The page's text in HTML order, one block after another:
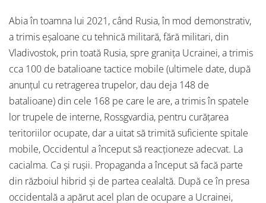
Abia în toamna lui 2021, când Rusia, în mod demonstrativ,
a trimis eșaloane cu tehnică militară, fără militari, din
Vladivostok, prin toată Rusia, spre granița Ucrainei, a trimis
cca 100 de batalioane tactice mobile (ultimele date, după
anunțul cu retragerea trupelor, dau deja 148 de
batalioane) din cele 168 pe care le are, a trimis în spatele
lor trupele de interne, Rossgvardia, pentru curățarea
teritoriilor ocupate, dar a uitat să trimită suficiente spitale
mobile, Occidentul a început să reacționeze adecvat. La
cacialma. Ca și rușii. Propaganda a început să facă parte
din războiul hibrid și de partea cealaltă. După ce în presa
occidentală a apărut acel plan de ocupare a Ucrainei,